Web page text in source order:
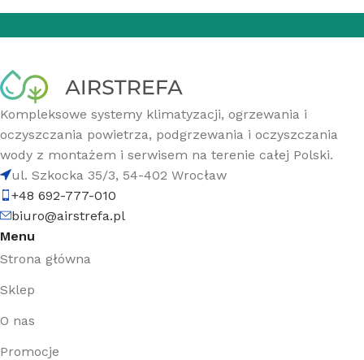
Kompleksowe systemy klimatyzacji, ogrzewania i
oczyszczania powietrza, podgrzewania i oczyszczania
wody z montażem i serwisem na terenie całej Polski.
ul. Szkocka 35/3, 54-402 Wrocław
+48 692-777-010
biuro@airstrefa.pl
Menu
Strona główna
Sklep
O nas
Promocje